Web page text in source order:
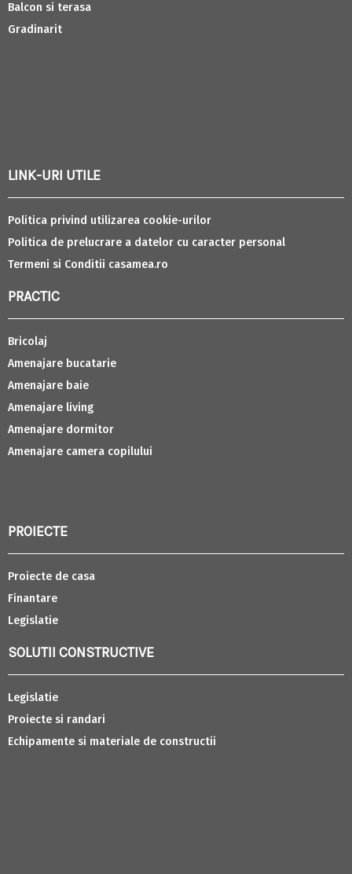
Balcon si terasa
Gradinarit
LINK-URI UTILE
Politica privind utilizarea cookie-urilor
Politica de prelucrare a datelor cu caracter personal
Termeni si Conditii casamea.ro
PRACTIC
Bricolaj
Amenajare bucatarie
Amenajare baie
Amenajare living
Amenajare dormitor
Amenajare camera copilului
PROIECTE
Proiecte de casa
Finantare
Legislatie
SOLUTII CONSTRUCTIVE
Legislatie
Proiecte si randari
Echipamente si materiale de constructii